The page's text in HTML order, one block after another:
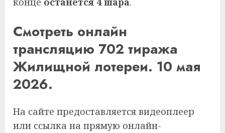
Смотреть онлайн
трансляцию 702 тиража
Жилищной лотереи. 10 мая
2026.
На сайте предоставляется видеоплеер
или ссылка на прямую онлайн-